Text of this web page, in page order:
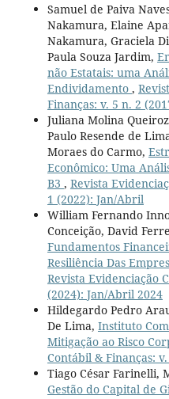
Samuel de Paiva
Nakamura, Elaine
Nakamura, Graciela
Paula Souza Jardim,
não Estatais: uma
Endividamento ,
Finanças: v. 5 n. 2
Juliana Molina
Paulo Resende de
Moraes do Carmo,
Econômico: Uma
B3 , Revista
1 (2022): Jan/Abril
William Fernando
Conceição, David
Fundamentos
Resiliência Das
Revista Evidenciação
(2024): Jan/Abril 2024
Hildegardo Pedro
De Lima, Instituto
Mitigação ao Risco
Contábil & Finanças:
Tiago César Farinelli,
Gestão do Capital de